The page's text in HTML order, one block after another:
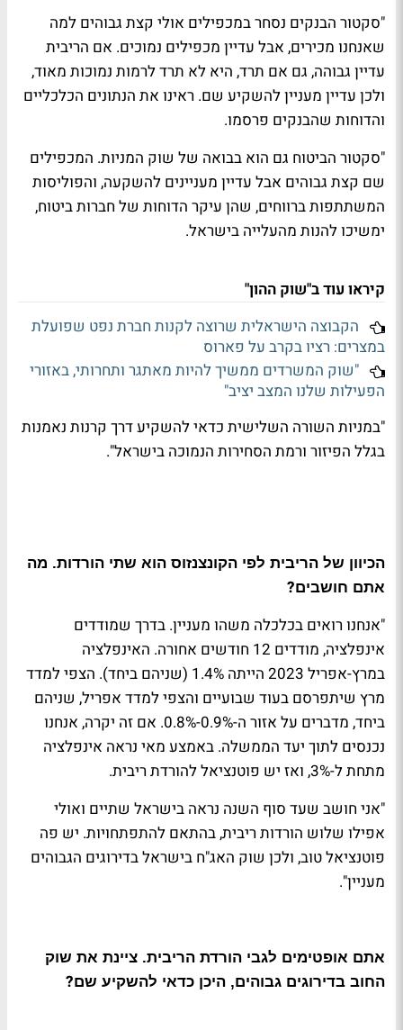
"סקטור הבנקים נסחר במכפילים אולי קצת גבוהים למה
שאנחנו מכירים, אבל עדיין מכפילים נמוכים. אם הריבית
עדיין גבוהה, גם אם תרד, היא לא תרד לרמות נמוכות מאוד,
ולכן עדיין מעניין להשקיע שם. ראינו את הנתונים הכלכליים
והדוחות שהבנקים פרסמו.
"סקטור הביטוח גם הוא בבואה של שוק המניות. המכפילים
שם קצת גבוהים אבל עדיין מעניינים להשקעה, והפוליסות
המשתתפות ברווחים, שהן עיקר הדוחות של חברות ביטוח,
ימשיכו להנות מהעלייה בישראל.
קיראו עוד ב"שוק ההון"
הקבוצה הישראלית שרוצה לקנות חברת נפט שפועלת
במצרים: רציו בקרב על פארוס
"שוק המשרדים ממשיך להיות מאתגר ותחרותי, באזורי
הפעילות שלנו המצב יציב"
"במניות השורה השלישית כדאי להשקיע דרך קרנות נאמנות
בגלל הפיזור ורמת הסחירות הנמוכה בישראל".
הכיוון של הריבית לפי הקונצנזוס הוא שתי הורדות. מה
אתם חושבים?
"אנחנו רואים בכלכלה משהו מעניין. בדרך שמודדים
אינפלציה, מודדים 12 חודשים אחורה. האינפלציה
במרץ-אפריל 2023 הייתה 1.4% (שניהם ביחד). הצפי למדד
מרץ שיתפרסם בעוד שבועיים והצפי למדד אפריל, שניהם
ביחד, מדברים על אזור ה-0.9%-0.8%. אם זה יקרה, אנחנו
נכנסים לתוך יעד הממשלה. באמצע מאי נראה אינפלציה
מתחת ל-3%, ואז יש פוטנציאל להורדת ריבית
.
"אני חושב שעד סוף השנה נראה בישראל שתיים ואולי
אפילו שלוש הורדות ריבית, בהתאם להתפתחויות. יש פה
פוטנציאל טוב, ולכן שוק האג"ח בישראל בדירוגים הגבוהים
מעניין".
אתם אופטימים לגבי הורדת הריבית. ציינת את שוק
החוב בדירוגים גבוהים, היכן כדאי להשקיע שם?